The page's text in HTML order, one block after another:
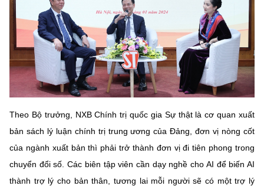
Theo Bộ trưởng, NXB Chính trị quốc gia Sự thật là cơ quan xuất
bản sách lý luận chính trị trung ương của Đảng, đơn vị nòng cốt
của ngành xuất bản thì phải trở thành đơn vị đi tiên phong trong
chuyển đổi số. Các biên tập viên cần dạy nghề cho AI để biến AI
thành trợ lý cho bản thân, tương lai mỗi người sẽ có một trợ lý